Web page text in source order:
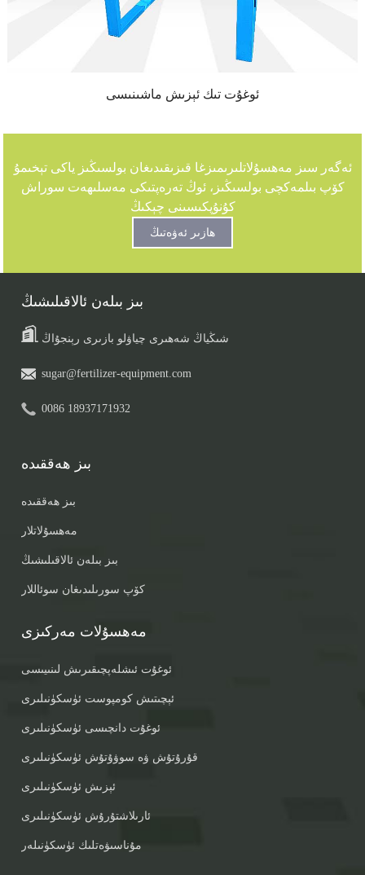
ئوغۇت تىك ئېزىش ماشىنىسى
ئەگەر سىز مەھسۇلاتلىرىمىزغا قىزىقىدىغان بولسىڭىز ياكى تېخىمۇ
كۆپ بىلمەكچى بولسىڭىز، ئوڭ تەرەپتىكى مەسلىھەت سوراش
كۇنۇپكىسىنى چېكىڭ
ھازىر ئەۋەتىڭ
بىز بىلەن ئالاقىلىشىڭ
شىڭياڭ شەھىرى چياۋلو بازىرى رېنجۇاڭ
sugar@fertilizer-equipment.com
0086 18937171932
بىز ھەققىدە
بىز ھەققىدە
مەھسۇلاتلار
بىز بىلەن ئالاقىلىشىڭ
كۆپ سورىلىدىغان سوئاللار
مەھسۇلات مەركىزى
ئوغۇت ئىشلەپچىقىرىش لىنىيىسى
ئېچىتىش كومپوست ئۈسكۈنىلىرى
ئوغۇت دانچىسى ئۈسكۈنىلىرى
قۇرۇتۇش ۋە سوۋۇتۇش ئۈسكۈنىلىرى
ئېزىش ئۈسكۈنىلىرى
ئارىلاشتۇرۇش ئۈسكۈنىلىرى
مۇناسىۋەتلىك ئۈسكۈنىلەر